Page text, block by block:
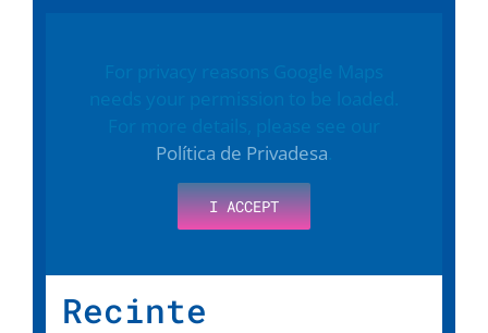
Recinte
For privacy reasons Google Maps
needs your permission to be loaded.
For more details, please see our
Política de Privadesa
I ACCEPT